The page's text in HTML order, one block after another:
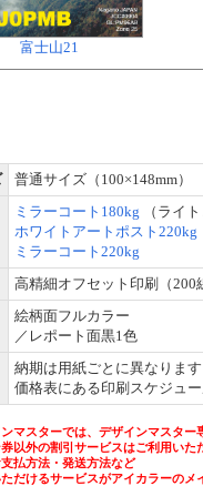
富士山21
普通サイズ（100×148mm）
ミラーコート180kg
（ライ
ホワイトアートポスト220kg
ミラーコート220kg
高精細オフセット印刷（200
絵柄面フルカラー
／レポート面黒1色
納期は用紙ごとに異なりま
価格表にある印刷スケジュ
マスターでは、デザインマスター
以外の割引サービスはご利用いた
支払方法・発送方法など
だけるサービスがアイカラーのメ